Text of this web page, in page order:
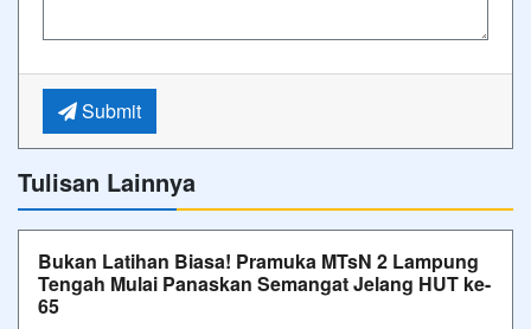
Submit
Tulisan Lainnya
Bukan Latihan Biasa! Pramuka MTsN 2 Lampung
Tengah Mulai Panaskan Semangat Jelang HUT ke-
65